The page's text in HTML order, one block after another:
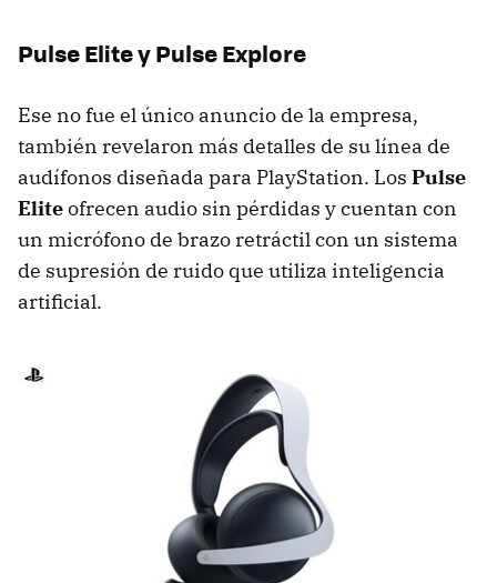
Pulse Elite y Pulse Explore
Ese no fue el único anuncio de la empresa,
también revelaron más detalles de su línea de
audífonos diseñada para PlayStation. Los Pulse
Eliteofrecen audio sin pérdidas y cuentan con
un micrófono de brazo retráctil con un sistema
de supresión de ruido que utiliza inteligencia
artificial.